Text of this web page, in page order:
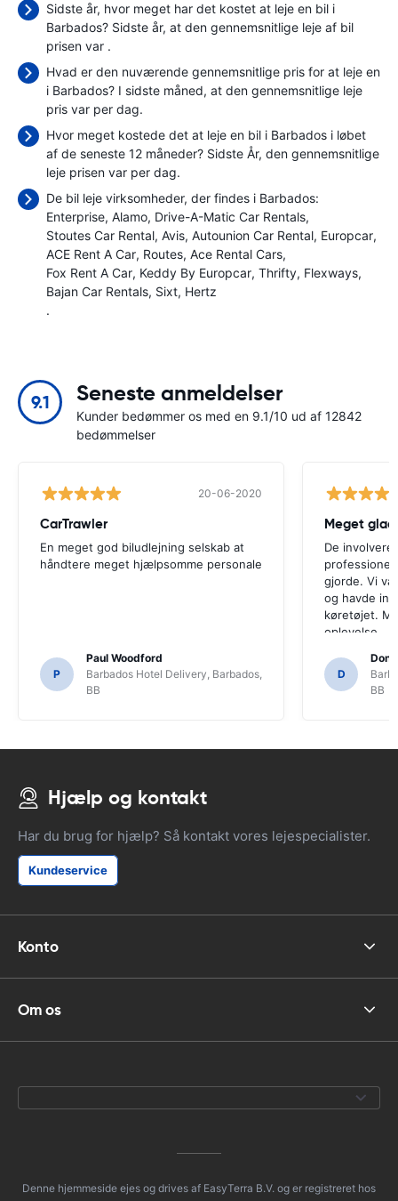
Sidste år, hvor meget har det kostet at leje en bil i
Barbados? Sidste år, at den gennemsnitlige leje af bil
prisen var .
Hvad er den nuværende gennemsnitlige pris for at leje en
i Barbados? I sidste måned, at den gennemsnitlige leje
pris var per dag.
Hvor meget kostede det at leje en bil i Barbados i løbet
af de seneste 12 måneder? Sidste År, den gennemsnitlige
leje prisen var per dag.
De bil leje virksomheder, der findes i Barbados:
Enterprise Alamo Drive-A-Matic Car Rentals
Stoutes Car Rental Avis Autounion Car Rental Europcar
ACE Rent A Car Routes Ace Rental Cars
Fox Rent A Car Keddy By Europcar Thrifty Flexways
Bajan Car Rentals Sixt Hertz
.
9.1 Seneste anmeldelser
Kunder bedømmer os med en 9.1/10 ud af 12842
bedømmelser
20-06-2020
CarTrawler
En meget god biludlejning selskab at
håndtere meget hjælpsomme personale
P
Paul Woodford
Barbados Hotel Delivery, Barbados,
BB
Meget glad
De
gjorde. Vi
og havde
køretøjet.
oplevelse.
D
BB
Hjælp og kontakt
Har du brug for hjælp? Så kontakt vores lejespecialister.
Kundeservice
Konto
Om os
Denne hjemmeside ejes og drives af EasyTerra B.V. og er registreret hos